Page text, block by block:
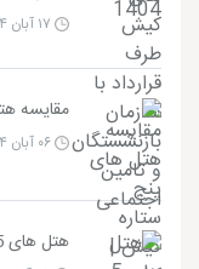
مقایسه
هتل های 5 ستاره فولبرد کیش